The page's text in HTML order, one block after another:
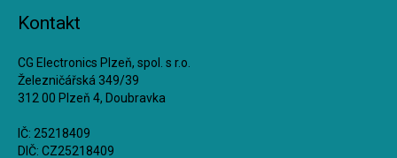
Kontakt
CG Electronics Plzeň, spol. s r.o.
Železničářská 349/39
312 00 Plzeň 4, Doubravka
IČ: 25218409
DIČ: CZ25218409